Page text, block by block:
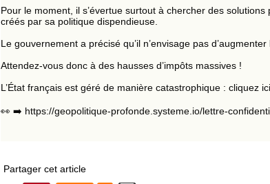
Pour le moment, il s’évertue surtout à chercher des
créés par sa politique dispendieuse.
Le gouvernement a précisé qu’il n’envisage pas d’augmenter
Attendez-vous donc à des hausses d’impôts massives !
L’État français est géré de manière catastrophique : cliquez
👀 ➡️ https://geopolitique-profonde.systeme.io/lettre-
Partager cet article